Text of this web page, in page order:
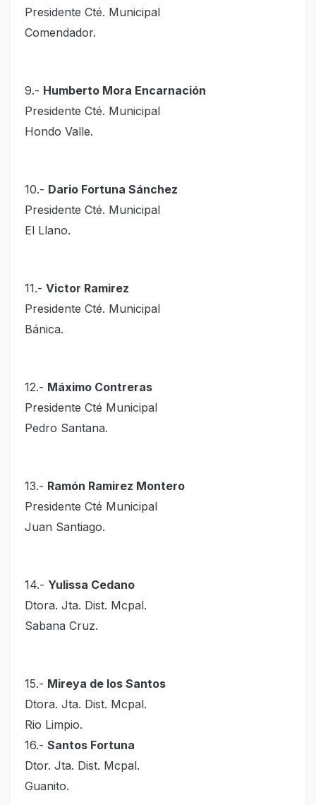
Presidente Cté. Municipal
Comendador.
9.- Humberto Mora Encarnación
Presidente Cté. Municipal
Hondo Valle.
10.- Dario Fortuna Sánchez
Presidente Cté. Municipal
El Llano.
11.- Victor Ramirez
Presidente Cté. Municipal
Bánica.
12.- Máximo Contreras
Presidente Cté Municipal
Pedro Santana.
13.- Ramón Ramirez Montero
Presidente Cté Municipal
Juan Santiago.
14.- Yulissa Cedano
Dtora. Jta. Dist. Mcpal.
Sabana Cruz.
15.- Mireya de los Santos
Dtora. Jta. Dist. Mcpal.
Rio Limpio.
16.- Santos Fortuna
Dtor. Jta. Dist. Mcpal.
Guanito.